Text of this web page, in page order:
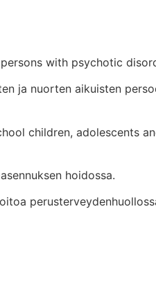
with psychotic
ja nuorten aikuisten
children, adolescents
hoidossa.